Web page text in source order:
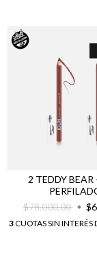
2 TEDDY BEAR
$78.000,00
3CUOTAS SIN INTERÉS